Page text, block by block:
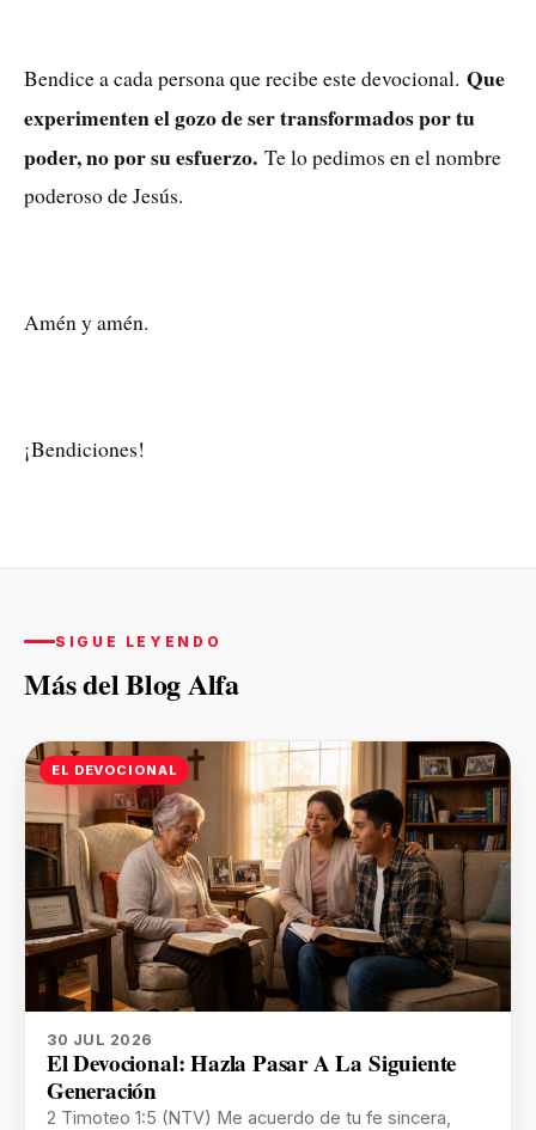
Bendice a cada persona que recibe este devocional. Que
experimenten el gozo de ser transformados por tu
poder, no por su esfuerzo. Te lo pedimos en el nombre
poderoso de Jesús.
Amén y amén.
¡Bendiciones!
SIGUE LEYENDO
Más del Blog Alfa
EL DEVOCIONAL
30 JUL 2026
El Devocional: Hazla Pasar A La Siguiente
Generación
2 Timoteo 1:5 (NTV) Me acuerdo de tu fe sincera,